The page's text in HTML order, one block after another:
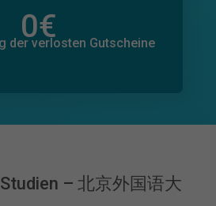
0€
der verlosten Gutscheine
0€
der zugesagten Spenden
– 北京外国语大